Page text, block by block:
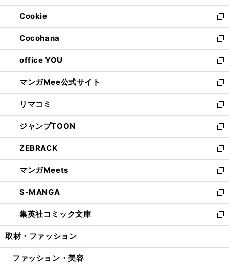
開
く
ウ
で
開
く
ン
ド
ウ
で
開
く
ウ
ィ
ン
ド
ウ
で
開
く
Cookie
新
し
い
ウ
ィ
ン
ド
ウ
で
開
く
Cocohana
新
し
い
ウ
ィ
ン
ド
ウ
で
開
く
office YOU
新
し
い
ウ
ィ
ン
ド
ウ
で
開
く
マンガMee公式サイト
新
し
い
ウ
ィ
ン
ド
ウ
で
開
く
リマコミ
新
し
い
ウ
ィ
ン
ド
ウ
で
開
く
ジャンプTOON
新
し
い
ウ
ィ
ン
ド
ウ
で
開
ZEBRACK
新
し
い
ウ
ィ
ン
ド
ウ
開
マンガMeets
新
し
い
ウ
ィ
ン
ウ
S-MANGA
新
し
い
ウ
ン
集英社コミック文庫
新
し
ウ
取材・ファッション
ファッション・美容